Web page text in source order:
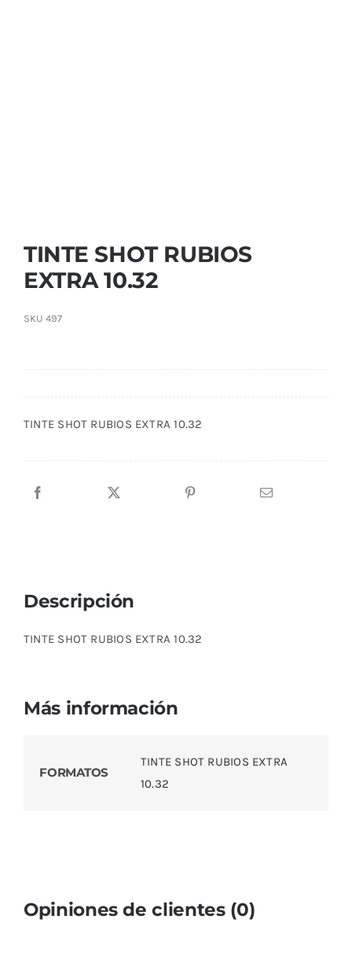
TINTE SHOT RUBIOS
EXTRA 10.32
SKU 497
TINTE SHOT RUBIOS EXTRA 10.32
Descripción
TINTE SHOT RUBIOS EXTRA 10.32
Más información
FORMATOS
TINTE SHOT RUBIOS EXTRA
10.32
Opiniones de clientes (0)